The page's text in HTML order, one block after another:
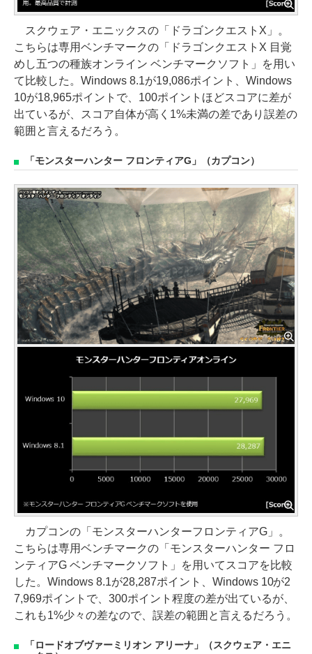
スクウェア・エニックスの「ドラゴンクエストX」。
こちらは専用ベンチマークの「ドラゴンクエストX 目覚
めし五つの種族オンライン ベンチマークソフト」を用い
て比較した。Windows 8.1が19,086ポイント、Windows
10が18,965ポイントで、100ポイントほどスコアに差が
出ているが、スコア自体が高く1%未満の差であり誤差の
範囲と言えるだろう。
「モンスターハンター フロンティアG」（カプコン）
カプコンの「モンスターハンターフロンティアG」。
こちらは専用ベンチマークの「モンスターハンター フロ
ンティアG ベンチマークソフト」を用いてスコアを比較
した。Windows 8.1が28,287ポイント、Windows 10が2
7,969ポイントで、300ポイント程度の差が出ているが、
これも1%少々の差なので、誤差の範囲と言えるだろう。
「ロードオブヴァーミリオン アリーナ」（スクウェア・エニ